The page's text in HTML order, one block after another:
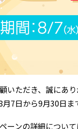
いただき、誠にあり
月7日から9月30日
ーンの詳細について